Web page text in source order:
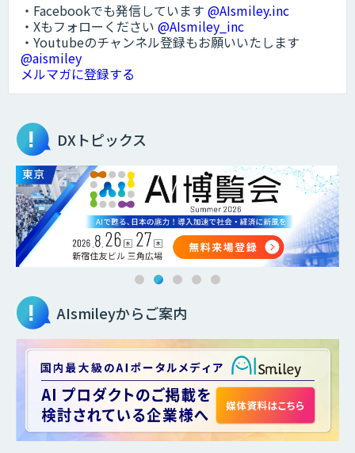
・Facebookでも発信しています @AIsmiley.inc
・Xもフォローください @AIsmiley_inc
・Youtubeのチャンネル登録もお願いいたします
@aismiley
メルマガに登録する
DXトピックス
AIsmileyからご案内